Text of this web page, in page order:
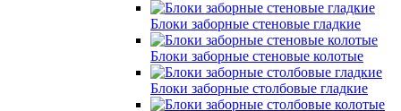
Блоки заборные стеновые гладкие
Блоки заборные стеновые колотые
Блоки заборные столбовые гладкие